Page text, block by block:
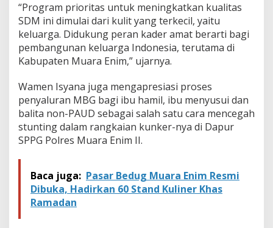
“Program prioritas untuk meningkatkan kualitas
SDM ini dimulai dari kulit yang terkecil, yaitu
keluarga. Didukung peran kader amat berarti bagi
pembangunan keluarga Indonesia, terutama di
Kabupaten Muara Enim,” ujarnya.
Wamen Isyana juga mengapresiasi proses
penyaluran MBG bagi ibu hamil, ibu menyusui dan
balita non-PAUD sebagai salah satu cara mencegah
stunting dalam rangkaian kunker-nya di Dapur
SPPG Polres Muara Enim II.
Baca juga: Pasar Bedug Muara Enim Resmi
Dibuka, Hadirkan 60 Stand Kuliner Khas
Ramadan